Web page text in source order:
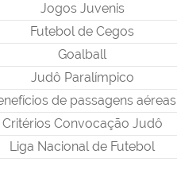
Jogos Juvenis
Futebol de Cegos
Goalball
Judô Paralímpico
de passagens aéreas
Critérios Convocação Judô
Liga Nacional de Futebol